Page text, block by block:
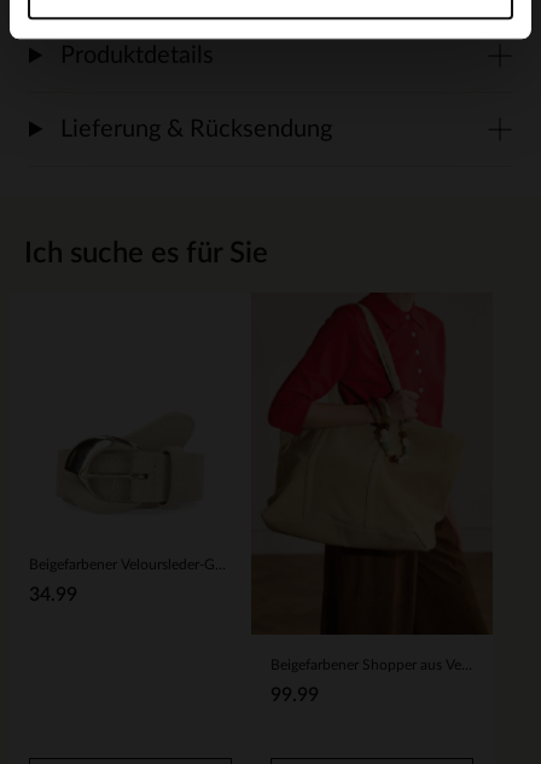
Ich suche es für Sie
34.99
99.99
Produktdetails
Lieferung & Rücksendung